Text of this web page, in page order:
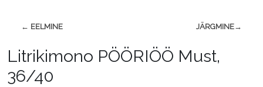
← EELMINE JÄRGMINE→
Litrikimono PÖÖRIÖÖ Must,
36/40